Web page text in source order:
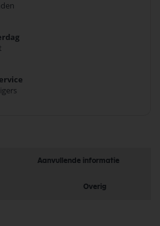
Aanvullende informatie
Overig